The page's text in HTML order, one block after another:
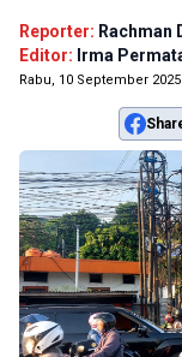
Reporter: Rachman
Editor: Irma
Rabu, 10 September 2025